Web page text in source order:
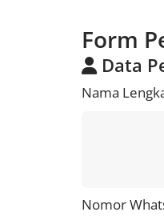
Form
Data
Nama
Nomor